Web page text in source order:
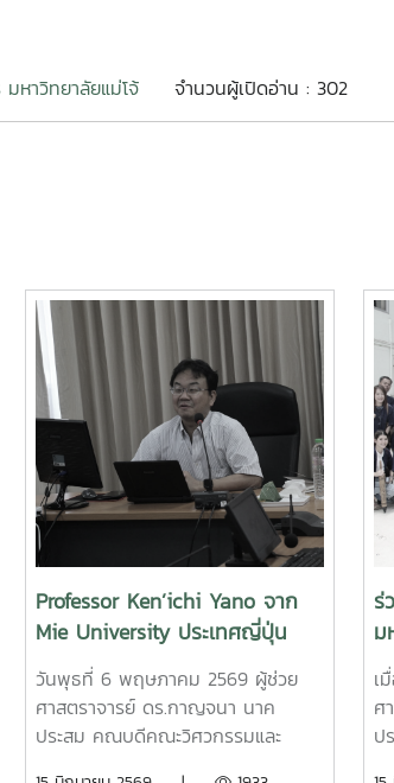
หาวิทยาลัยแม่โจ้ จำนวนผู้เปิดอ่าน : 302
Professor Ken’ichi Yano จาก
Mie University ประเทศญี่ปุ่น
เพื่อหารือความร่วมมือทางวิชาการ
และการแลกเปลี่ยนนักศึกษา
วันพุธที่ 6 พฤษภาคม 2569 ผู้ช่วย
ศาสตราจารย์ ดร.กาญจนา นาค
ประสม คณบดีคณะวิศวกรรมและ
ร่
ม
เ
ศ
ป